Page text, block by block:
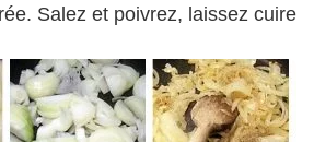
Salez et poivrez, laissez cuire